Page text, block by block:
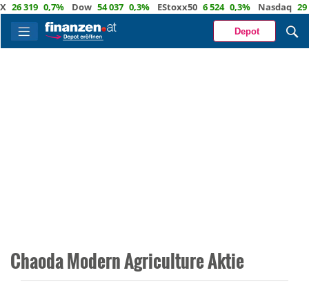
319 0,7% Dow 54 037 0,3% EStoxx50 6 524 0,3% Nasdaq 29 722
Depot
Chaoda Modern Agriculture Aktie